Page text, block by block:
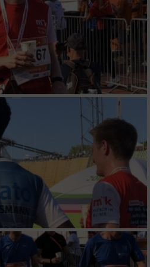
personalisierte
Auswahl
Personalisierung
Auswahl
von Inhalten
Statistiken
aus